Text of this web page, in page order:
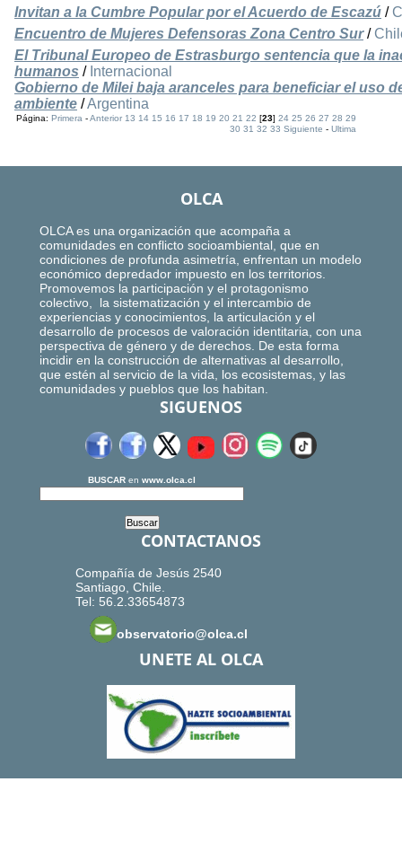
Invitan a la Cumbre Popular por el Acuerdo de Escazú /
Encuentro de Mujeres Defensoras Zona Centro Sur/
El Tribunal Europeo de Estrasburgo sentencia que la
humanos / Internacional
Gobierno de Milei baja aranceles para beneficiar el uso
ambiente /Argentina
Página:Primera -Anterior 13 14 15 16 17 18 19 20 21 22 [23]24 25 26 27 28 29
30 31 32 33 Siguiente -Ultima
OLCA
OLCA es una organización que acompaña a
comunidades en conflicto socioambiental, que en
condiciones de profunda asimetría, enfrentan un modelo
económico depredador impuesto en los territorios.
Promovemos la participación y el protagonismo
colectivo, la sistematización y el intercambio de
experiencias y conocimientos, la articulación y el
desarrollo de procesos de valoración identitaria, con una
perspectiva de género y de derechos. De esta forma
incidir en la construcción de alternativas al desarrollo,
que estén al servicio de la vida, los ecosistemas, y las
comunidades y pueblos que los habitan.
SIGUENOS
BUSCAR en www.olca.cl
CONTACTANOS
Compañía de Jesús 2540
Santiago, Chile.
Tel: 56.2.33654873
observatorio@olca.cl
UNETE AL OLCA